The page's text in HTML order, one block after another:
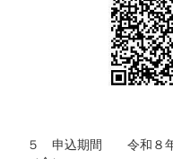
５ 申込期間 令和８年